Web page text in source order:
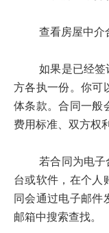
查看房屋中介合
如果是已经签订
方各执一份。你可
体条款。合同一般
费用标准、双方权
若合同为电子合
台或软件，在个人
同会通过电子邮件
邮箱中搜索查找。